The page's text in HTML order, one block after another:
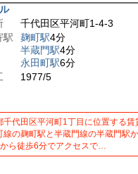
千代田区平河町1-4-3
駅
麹町駅4分
半蔵門駅4分
永田町駅6分
1977/5
代田区平河町1丁目に位置する賃
の麹町駅と半蔵門線の半蔵門駅
ら徒歩6分でアクセスで…